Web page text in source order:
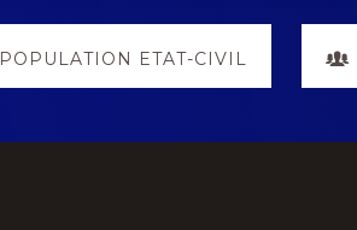
POPULATION ETAT-CIVIL